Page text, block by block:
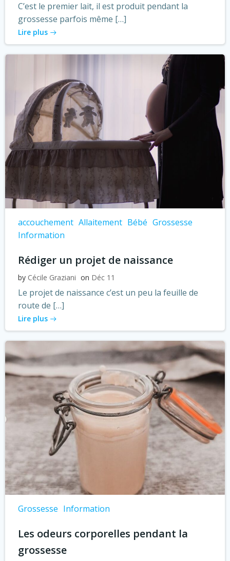
C’est le premier lait, il est produit pendant la
grossesse parfois même […]
Lire plus
accouchement Allaitement Bébé Grossesse
Information
Rédiger un projet de naissance
by Cécile Graziani on Déc 11
Le projet de naissance c’est un peu la feuille de
route de […]
Lire plus
Grossesse Information
Les odeurs corporelles pendant la
grossesse